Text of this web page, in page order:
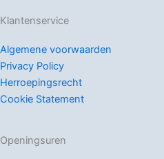
Klantenservice
Algemene voorwaarden
Privacy Policy
Herroepingsrecht
Cookie Statement
Openingsuren